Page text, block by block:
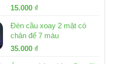
Giá
là:
32.000 ₫.
15.000 ₫
tại
là:
Đèn cầu xoay 2 mặt có
chân đế 7 màu
Giá
35.000 ₫